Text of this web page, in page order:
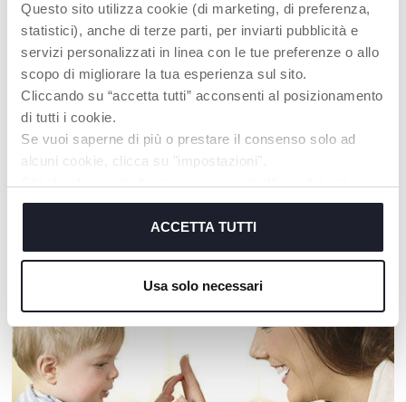
Questo sito utilizza cookie (di marketing, di preferenza,
statistici), anche di terze parti, per inviarti pubblicità e
servizi personalizzati in linea con le tue preferenze o allo
scopo di migliorare la tua esperienza sul sito.
Cliccando su “accetta tutti” acconsenti al posizionamento
di tutti i cookie.
Se vuoi saperne di più o prestare il consenso solo ad
alcuni cookie, clicca su "impostazioni".
cookie tecnici, indispensabili per fruire del servizio
ACCETTA TUTTI
Usa solo necessari
Molly Tartaruga Coccolosa Torre degli anelli
I NOSTRI CONSIGLI